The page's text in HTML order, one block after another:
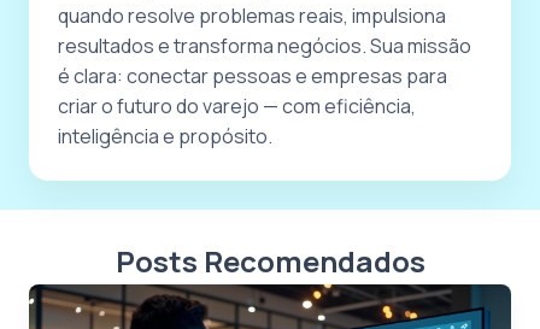
quando resolve problemas reais, impulsiona
resultados e transforma negócios. Sua missão
é clara: conectar pessoas e empresas para
criar o futuro do varejo — com eficiência,
inteligência e propósito.
Posts Recomendados